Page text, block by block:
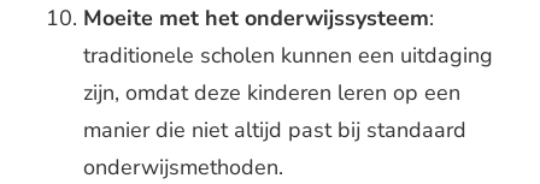
Moeite met het onderwijssysteem:
traditionele scholen kunnen een uitdaging
zijn, omdat deze kinderen leren op een
manier die niet altijd past bij standaard
onderwijsmethoden.